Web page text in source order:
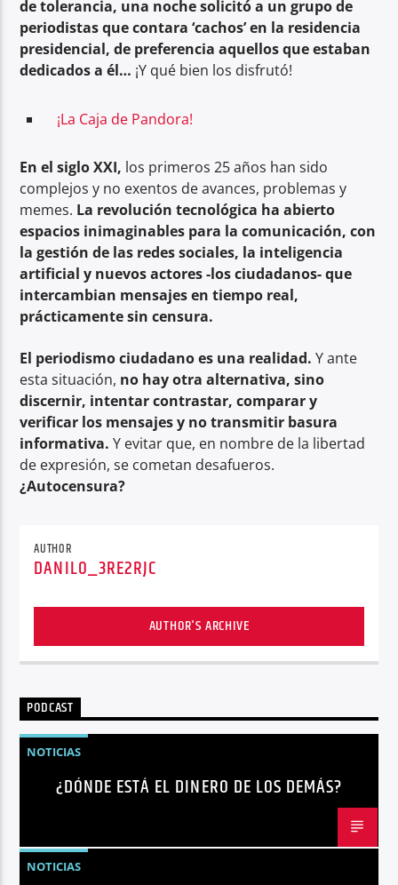
de tolerancia, una noche solicitó a un grupo de
periodistas que contara ‘cachos’ en la residencia
presidencial, de preferencia aquellos que estaban
dedicados a él… ¡Y qué bien los disfrutó!
¡La Caja de Pandora!
En el siglo XXI, los primeros 25 años han sido
complejos y no exentos de avances, problemas y
memes. La revolución tecnológica ha abierto
espacios inimaginables para la comunicación, con
la gestión de las redes sociales, la inteligencia
artificial y nuevos actores -los ciudadanos- que
intercambian mensajes en tiempo real,
prácticamente sin censura.
El periodismo ciudadano es una realidad.Y ante
esta situación, no hay otra alternativa, sino
discernir, intentar contrastar, comparar y
verificar los mensajes y no transmitir basura
informativa.Y evitar que, en nombre de la libertad
de expresión, se cometan desafueros.
¿Autocensura?
AUTHOR
DANILO_3RE2RJC
AUTHOR'S ARCHIVE
PODCAST
NOTICIAS
¿DÓNDE ESTÁ EL DINERO DE LOS DEMÁS?
NOTICIAS